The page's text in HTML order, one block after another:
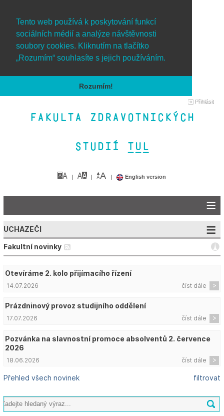
Tento web používá k poskytování funkcí
sociálních médií a analýze návštěvnosti
soubory cookies. Kliknutím na tlačítko
„Rozumím“ souhlasíte s jejich používáním.
Rozumím!
Přihlásit
Fakulta zdravotnických
studií TUL&
English version
UCHAZEČI
Fakultní novinky
Otevíráme 2. kolo přijímacího řízení
číst dále
14.07.2026
Prázdninový provoz studijního oddělení
číst dále
17.07.2026
Pozvánka na slavnostní promoce absolventů 2. července
2026
číst dále
18.06.2026
Přehled všech novinek filtrovat